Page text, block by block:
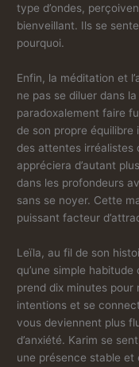
type d’ondes,
bienveillant. Ils se
pourquoi.
Enfin, la méditation et
ne pas se diluer dans
paradoxalement faire
de son propre équilibre
des attentes irréalistes
appréciera d’autant
dans les profondeurs
sans se noyer. Cette
puissant facteur
Leïla, au fil de son
qu’une simple
prend dix minutes pour
intentions et se
vous deviennent plus
d’anxiété. Karim se
une présence stable et